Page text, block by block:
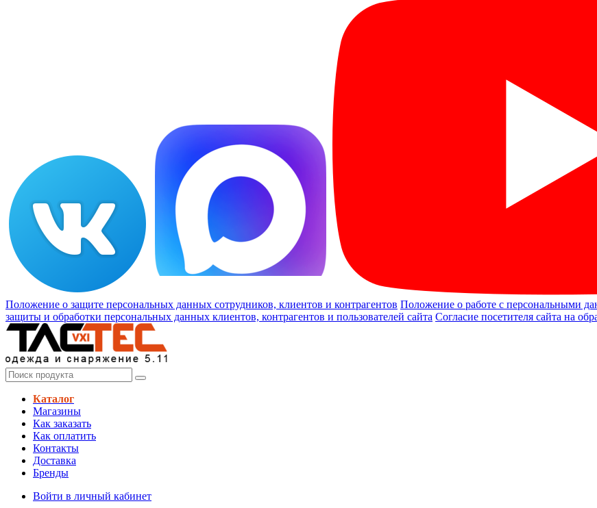
Положение о защите персональных данных сотрудников, клиентов и контрагентов Положение о работе с персональными
защиты и обработки персональных данных клиентов, контрагентов и пользователей сайта Согласие посетителя сайта на
Каталог
Магазины
Как заказать
Как оплатить
Контакты
Доставка
Бренды
Войти в личный кабинет